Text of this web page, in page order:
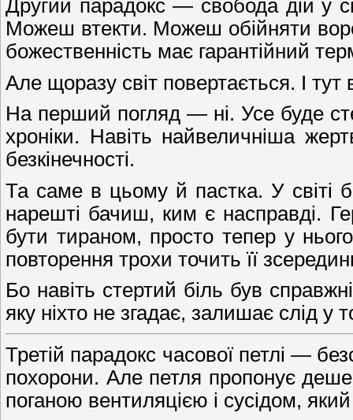
Другий парадокс — свобода дій у
Можеш втекти. Можеш обійняти
божественність має гарантійний
Але щоразу світ повертається. І
На перший погляд — ні. Усе буде
хроніки. Навіть найвеличніша
безкінечності.
Та саме в цьому й пастка. У світі
нарешті бачиш, ким є насправді.
бути тираном, просто тепер у
повторення трохи точить її
Бо навіть стертий біль був
яку ніхто не згадає, залишає слід у
Третій парадокс часової петлі —
похорони. Але петля пропонує
поганою вентиляцією і сусідом,